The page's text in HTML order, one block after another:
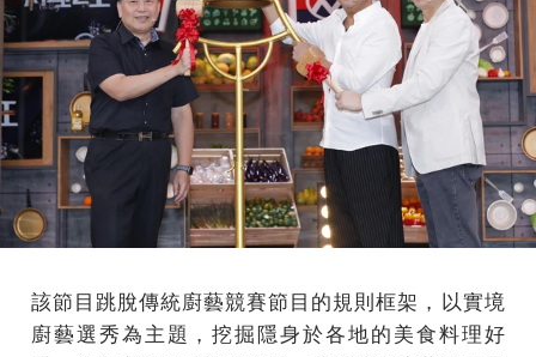
該節目跳脫傳統廚藝競賽節目的規則框架，以實境
廚藝選秀為主題，挖掘隱身於各地的美食料理好